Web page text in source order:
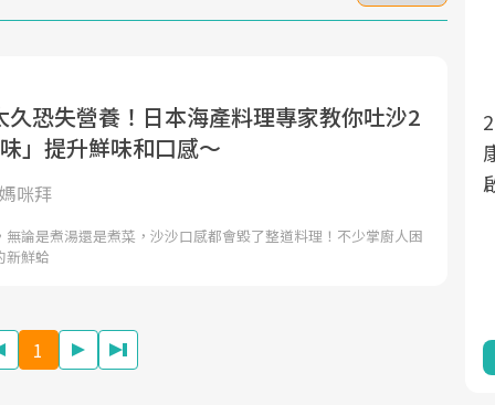
久恐失營養！日本海產料理專家教你吐沙2
」提升鮮味和口感～
咪拜
無論是煮湯還是煮菜，沙沙口感都會毀了整道料理！不少掌廚人困
新鮮蛤
1
面對超高齡社會的浪潮，台灣正在快速邁
向「健康照護」的新時代。隨著國家政策
心議題。然而，健檢不只是醫療院所的服
2025年，就到良醫生活祭體驗「一站式健
康新生活」，從講座、體驗到運動，全面